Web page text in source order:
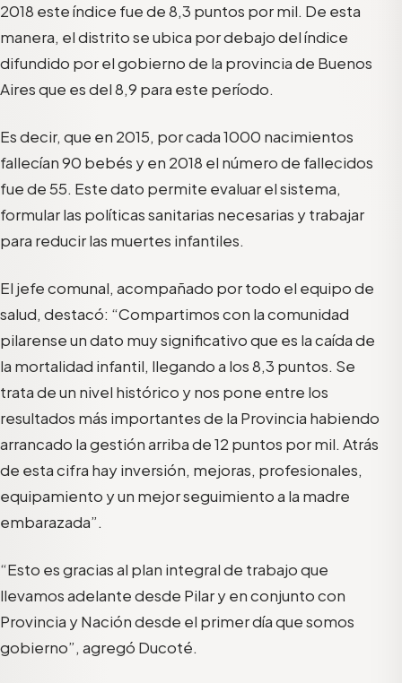
2018 este índice fue de 8,3 puntos por mil. De esta
manera, el distrito se ubica por debajo del índice
difundido por el gobierno de la provincia de Buenos
Aires que es del 8,9 para este período.
Es decir, que en 2015, por cada 1000 nacimientos
fallecían 90 bebés y en 2018 el número de fallecidos
fue de 55. Este dato permite evaluar el sistema,
formular las políticas sanitarias necesarias y trabajar
para reducir las muertes infantiles.
El jefe comunal, acompañado por todo el equipo de
salud, destacó: “Compartimos con la comunidad
pilarense un dato muy significativo que es la caída de
la mortalidad infantil, llegando a los 8,3 puntos. Se
trata de un nivel histórico y nos pone entre los
resultados más importantes de la Provincia habiendo
arrancado la gestión arriba de 12 puntos por mil. Atrás
de esta cifra hay inversión, mejoras, profesionales,
equipamiento y un mejor seguimiento a la madre
embarazada”.
“Esto es gracias al plan integral de trabajo que
llevamos adelante desde Pilar y en conjunto con
Provincia y Nación desde el primer día que somos
gobierno”, agregó Ducoté.